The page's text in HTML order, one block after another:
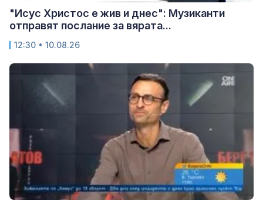
"Исус Христос е жив и днес": Музиканти
отправят послание за вярата...
12:30 • 10.08.26